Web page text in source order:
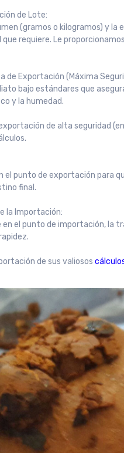
de Lote:
(gramos o kilogramos) y la
que requiere. Le
de Exportación (Máxima
bajo estándares que
y la humedad.
de alta seguridad
el punto de exportación para
final.
la Importación:
el punto de importación, la
de sus valiosos